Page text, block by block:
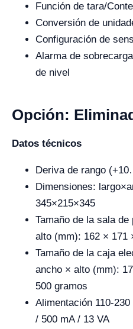
Función de tara/
Conversión de
Configuración de
Alarma de
de nivel
Opción:
Datos técnicos
Deriva de rango
Dimensiones:
345×215×345
Tamaño de la sala
alto (mm): 162 × 171
Tamaño de la caja
ancho × alto (mm):
500 gramos
Alimentación 110-
/ 500 mA / 13 VA